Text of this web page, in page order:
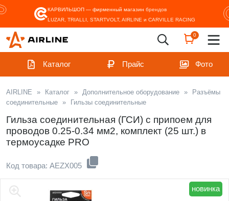
КАРВИЛЬШОП — фирменный магазин брендов
LUZAR, TRIALLI, STARTVOLT, AIRLINE и CARVILLE RACING
0
Каталог Прайс Фото
AIRLINE » Каталог » Дополнительное оборудование »
Разъёмы
соединительные » Гильзы соединительные
Гильза соединительная (ГСИ) с припоем для
проводов 0.25-0.34 мм2, комплект (25 шт.) в
термоусадке PRO
Код товара: AEZX005
новинка